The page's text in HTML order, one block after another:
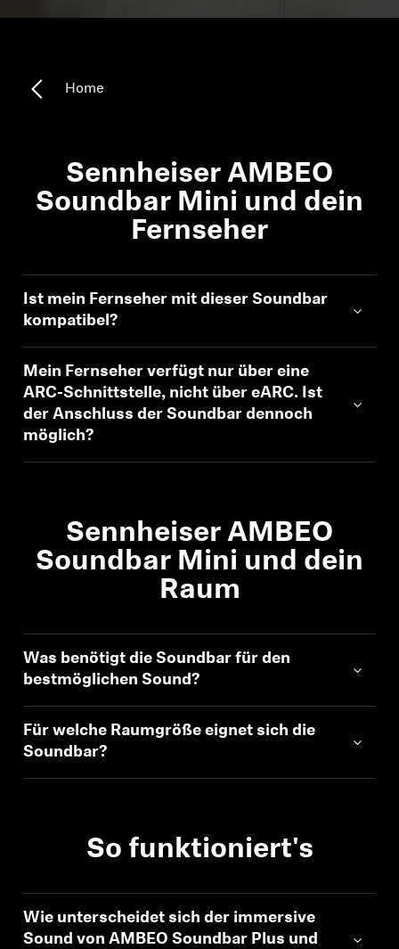
TV-Kopfhörer
Ressourcen zum Thema Hören
Soundbars
AMBEO Soundbars und Subs
Entdecken
Innovationen
Soundspace
Home
Sennheiser AMBEO
Soundbar Mini und dein
Fernseher
Ist mein Fernseher mit dieser Soundbar
kompatibel?
Mein Fernseher verfügt nur über eine
ARC-Schnittstelle, nicht über eARC. Ist
der Anschluss der Soundbar dennoch
möglich?
Sennheiser AMBEO
Soundbar Mini und dein
Raum
Was benötigt die Soundbar für den
bestmöglichen Sound?
Für welche Raumgröße eignet sich die
Soundbar?
So funktioniert's
Wie unterscheidet sich der immersive
Sound von AMBEO Soundbar Plus und